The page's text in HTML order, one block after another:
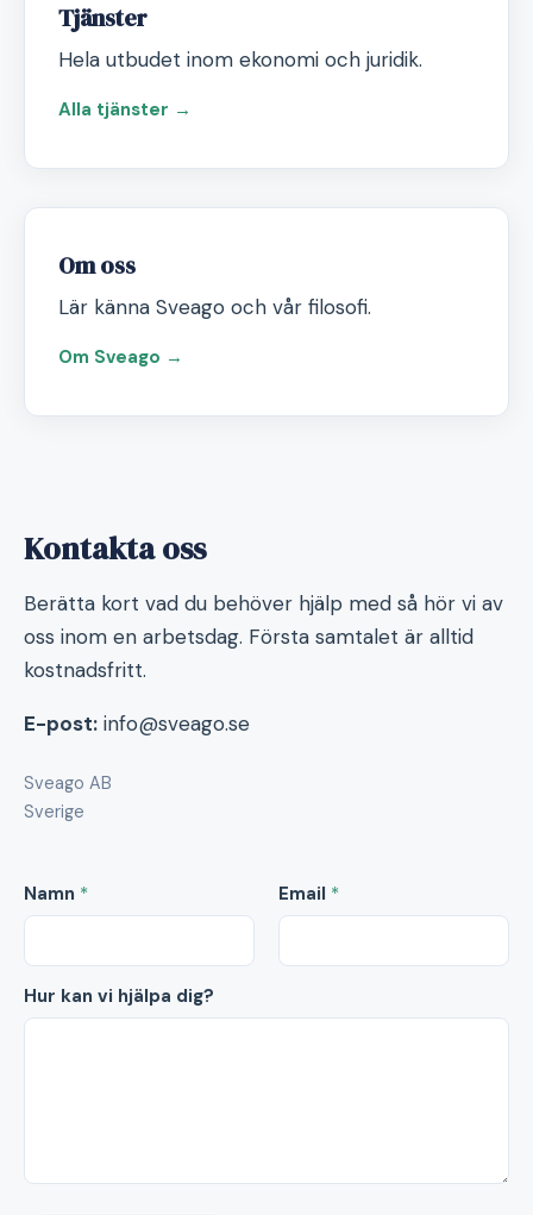
Tjänster
Hela utbudet inom ekonomi och juridik.
Alla tjänster →
Om oss
Lär känna Sveago och vår filosofi.
Om Sveago →
Kontakta oss
Berätta kort vad du behöver hjälp med så hör vi av
oss inom en arbetsdag. Första samtalet är alltid
kostnadsfritt.
E-post: info@sveago.se
Sveago AB
Sverige
Namn * Email *
Hur kan vi hjälpa dig?